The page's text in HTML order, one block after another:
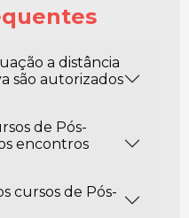
a distância
são autorizados
de Pós-
encontros
cursos de Pós-